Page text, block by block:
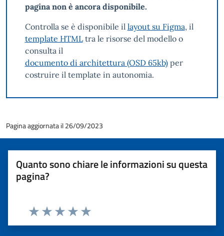
pagina non è ancora disponibile.
Controlla se è disponibile il layout su Figma, il
template HTMLtra le risorse del modello o
consulta il
documento di architettura (OSD 65kb)per
costruire il template in autonomia.
Pagina aggiornata il 26/09/2023
Quanto sono chiare le informazioni su questa
pagina?
Valuta 5 stelle su 5
Valuta 4 stelle su 5
Valuta 3 stelle su 5
Valuta 2 stelle su 5
Valuta 1 stelle su 5